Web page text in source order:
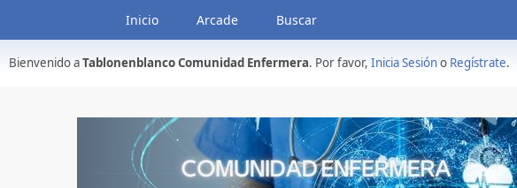
Inicio Arcade Buscar
Bienvenido aTablonenblanco Comunidad Enfermera. Por favor, Inicia Sesióno Regístrate.